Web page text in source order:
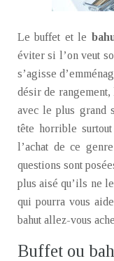
Le buffet et le
éviter si l’on veut
s’agisse
désir de rangement,
avec le plus grand
tête horrible
l’achat de ce
questions sont
plus aisé qu’ils ne
qui pourra vous
bahut allez-vous
Buffet ou